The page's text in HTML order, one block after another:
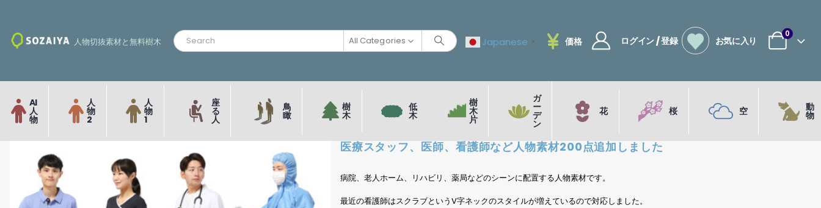
人物切抜素材と無料樹木 All Categories Japanese ▼ 価格 ログイン / 登録 お気に入り
0
AI
人
物
人
物
2
人
物
1
座
る
人
鳥
瞰
樹
木
低
木
樹
木
片
ガ
ー
デ
ン
花 桜 空 動
物
医療スタッフ、医師、看護師など人物素材200点追加しました
病院、老人ホーム、リハビリ、薬局などのシーンに配置する人物素材です。
最近の看護師はスクラブというV字ネックのスタイルが増えているので対応しました。